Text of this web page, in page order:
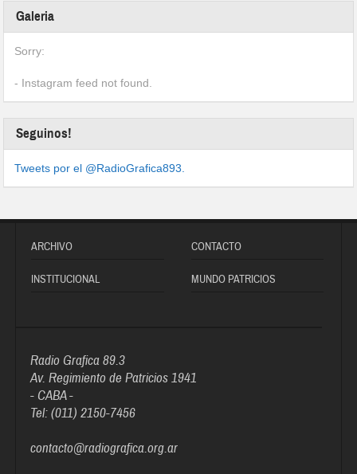
Galeria
Sorry:
- Instagram feed not found.
Seguinos!
Tweets por el @RadioGrafica893.
ARCHIVO CONTACTO
INSTITUCIONAL MUNDO PATRICIOS
Radio Grafica 89.3
Av. Regimiento de Patricios 1941
- CABA -
Tel: (011) 2150-7456
contacto@radiografica.org.ar